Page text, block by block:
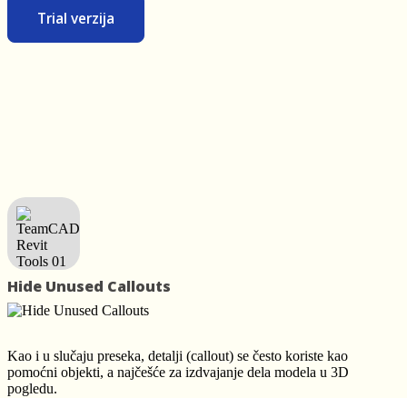
Trial verzija
Hide Unused Callouts
Kao i u slučaju preseka, detalji (callout) se često koriste kao
pomoćni objekti, a najčešće za izdvajanje dela modela u 3D
pogledu.